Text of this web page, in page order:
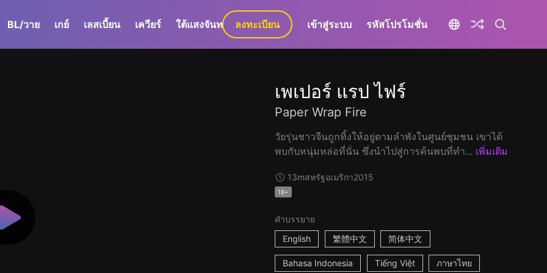
BL/วาย เกย์ เลสเบี้ยน เควียร์ ใต้แสงจันทร์ GaLa+
ลงทะเบียน เข้าสู่ระบบ รหัสโปรโมชั่น
เพเปอร์ แรป ไฟร์
Paper Wrap Fire
วัยรุ่นชาวจีนถูกทิ้งให้อยู่ตามลำพังในศูนย์ชุมชน เขาได้
พบกับหนุ่มหล่อที่นั่น ซึ่งนำไปสู่การค้นพบที่ทำ... เพิ่มเติม
13mสหรัฐอเมริกา2015
18+
คำบรรยาย
English
繁體中文 简体中文
Bahasa Indonesia Tiếng Việt ภาษาไทย